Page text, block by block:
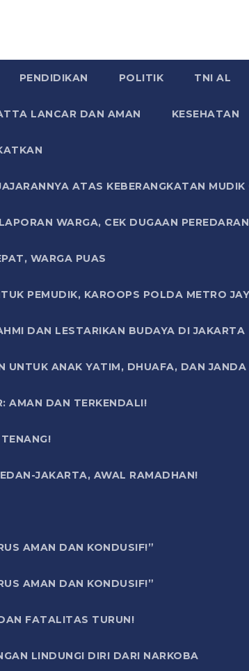
PENDIDIKAN POLITIK TNI AL
LANCAR DAN AMAN KESEHATAN
ATAS KEBERANGKATAN
WARGA, CEK DUGAAN
WARGA PUAS
PEMUDIK, KAROOPS POLDA METRO
DAN LESTARIKAN BUDAYA DI JAKARTA
UNTUK ANAK YATIM, DHUAFA, DAN
AMAN DAN TERKENDALI!
JAKARTA, AWAL RAMADHAN!
AMAN DAN KONDUSIF!”
AMAN DAN KONDUSIF!”
FATALITAS TURUN!
LINDUNGI DIRI DARI NARKOBA